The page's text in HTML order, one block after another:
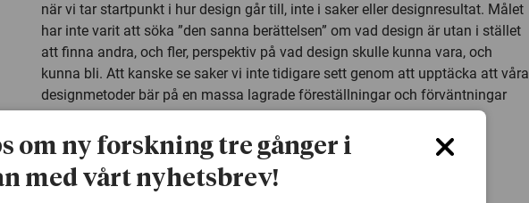
när vi tar startpunkt i hur design går till, inte i saker eller designresultat. Målet
har inte varit att söka ”den sanna berättelsen” om vad design är utan i stället
att finna andra, och fler, perspektiv på vad design skulle kunna vara, och
kunna bli. Att kanske se saker vi inte tidigare sett genom att upptäcka att våra
designmetoder bär på en massa lagrade föreställningar och förväntningar
som styr oss mot saker som vi kanske inte alls egentligen vill göra.
Hemmens forskningsinstitut
En av de historier som Maria Göransdotter utforskar handlar om
om ny forskning tre gånger i
med vårt nyhetsbrev!